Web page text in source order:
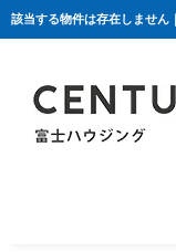
該当する物件は存在しません